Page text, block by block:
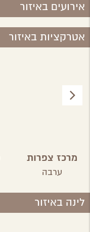
אירועים באיזור
אטרקציות באיזור
מרכז צפרות
בערבה
התיכונה
ערבה
לינה באיזור